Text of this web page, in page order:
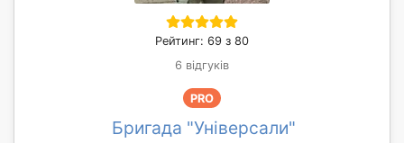
Рейтинг: 69 з 80
6 відгуків
PRO
Бригада "Універсали"